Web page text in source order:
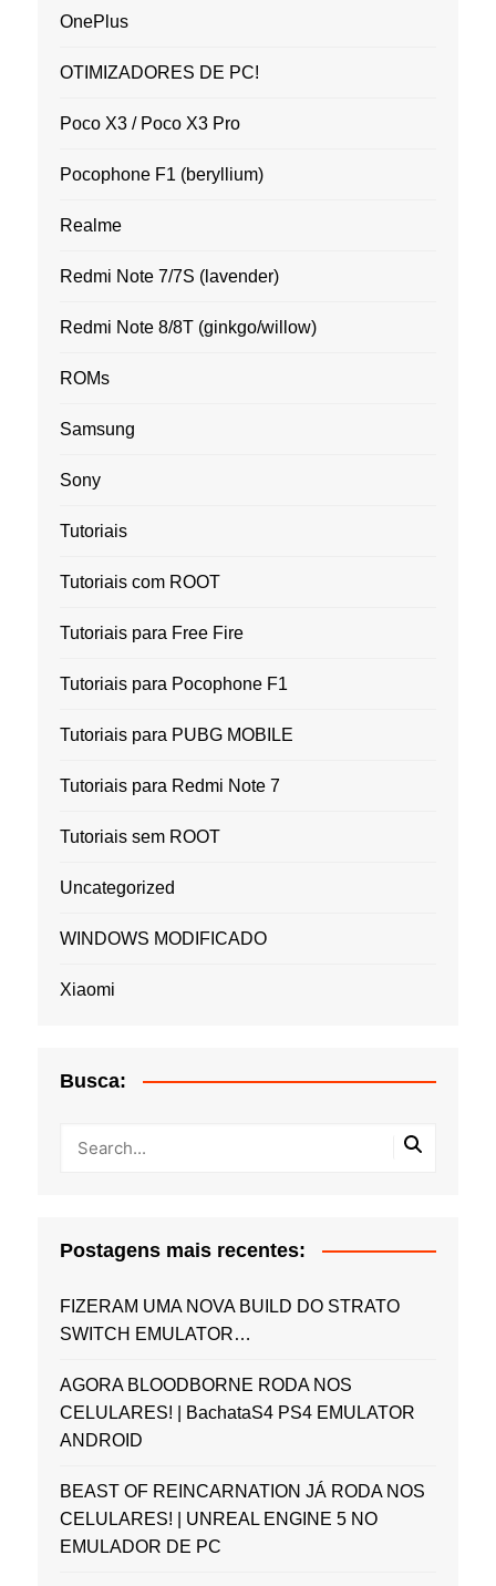
OnePlus
OTIMIZADORES DE PC!
Poco X3 / Poco X3 Pro
Pocophone F1 (beryllium)
Realme
Redmi Note 7/7S (lavender)
Redmi Note 8/8T (ginkgo/willow)
ROMs
Samsung
Sony
Tutoriais
Tutoriais com ROOT
Tutoriais para Free Fire
Tutoriais para Pocophone F1
Tutoriais para PUBG MOBILE
Tutoriais para Redmi Note 7
Tutoriais sem ROOT
Uncategorized
WINDOWS MODIFICADO
Xiaomi
Busca:
Postagens mais recentes:
FIZERAM UMA NOVA BUILD DO STRATO
SWITCH EMULATOR…
AGORA BLOODBORNE RODA NOS
CELULARES! | BachataS4 PS4 EMULATOR
ANDROID
BEAST OF REINCARNATION JÁ RODA NOS
CELULARES! | UNREAL ENGINE 5 NO
EMULADOR DE PC